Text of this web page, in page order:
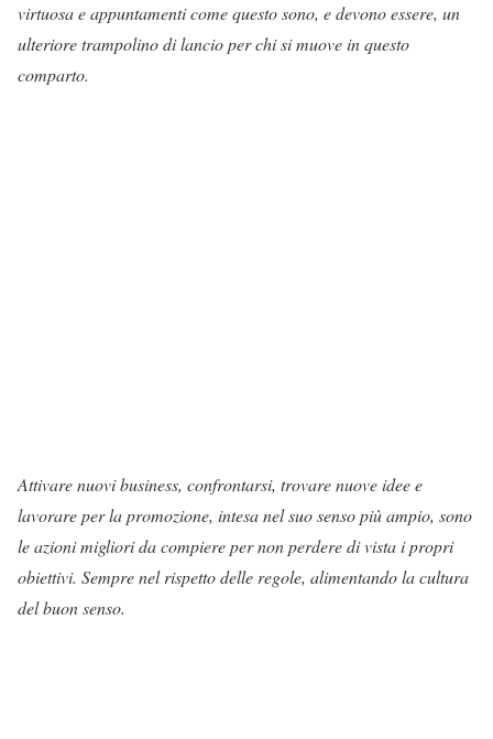
virtuosa e appuntamenti come questo sono, e devono essere, un
ulteriore trampolino di lancio per chi si muove in questo
comparto.
Attivare nuovi business, confrontarsi, trovare nuove idee e
lavorare per la promozione, intesa nel suo senso più ampio, sono
le azioni migliori da compiere per non perdere di vista i propri
obiettivi. Sempre nel rispetto delle regole, alimentando la cultura
del buon senso.